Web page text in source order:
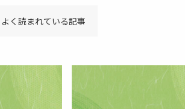
よく読まれている記事